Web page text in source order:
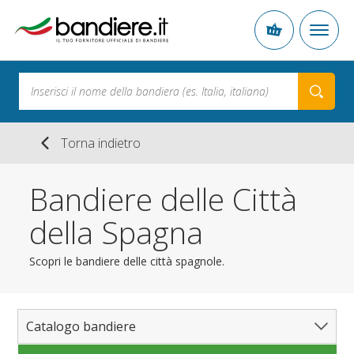
Torna indietro
Bandiere delle Città
della Spagna
Scopri le bandiere delle città spagnole.
Catalogo bandiere